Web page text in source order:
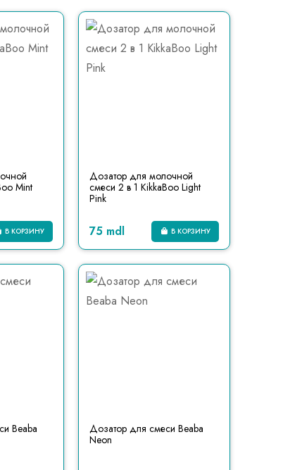
Mint
В КОРЗИНУ
Дозатор для молочной
смеси 2 в 1 KikkaBoo Light
Pink
75 mdl В КОРЗИНУ
Beaba
Дозатор для смеси Beaba
Neon